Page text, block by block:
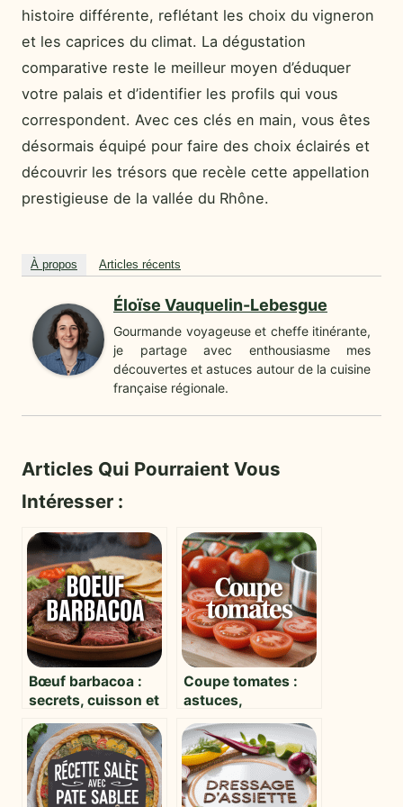
histoire différente, reflétant les choix du vigneron
et les caprices du climat. La dégustation
comparative reste le meilleur moyen d’éduquer
votre palais et d’identifier les profils qui vous
correspondent. Avec ces clés en main, vous êtes
désormais équipé pour faire des choix éclairés et
découvrir les trésors que recèle cette appellation
prestigieuse de la vallée du Rhône.
À propos Articles récents
Éloïse Vauquelin-Lebesgue
Gourmande voyageuse et cheffe itinérante,
je partage avec enthousiasme mes
découvertes et astuces autour de la cuisine
française régionale.
Articles Qui Pourraient Vous
Intéresser :
Bœuf barbacoa :
secrets, cuisson et
variations pour
sublimer la viande
Coupe tomates :
astuces,
techniques et
guide du choix de
l’ustensile idéal